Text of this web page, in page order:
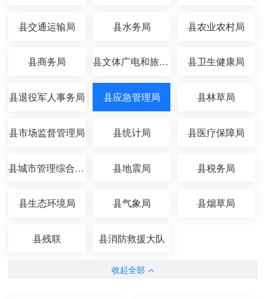
县交通运输局 县水务局 县农业农村局
县商务局 县文体广电和旅游局 县卫生健康局
县退役军人事务局 县应急管理局 县林草局
县市场监督管理局 县统计局 县医疗保障局
县城市管理综合执法局 县地震局 县税务局
县生态环境局 县气象局 县烟草局
县残联 县消防救援大队
收起全部